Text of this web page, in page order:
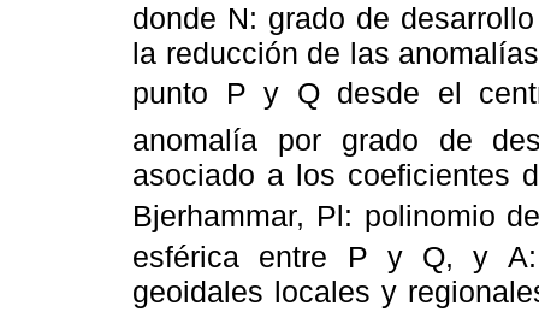
donde N: grado de
la reducción de las
punto P y Q desde el
anomalía por grado de
asociado a los coeficientes
Bjerhammar, Pl: polinomio
esférica entre P y Q, y A:
geoidales locales y